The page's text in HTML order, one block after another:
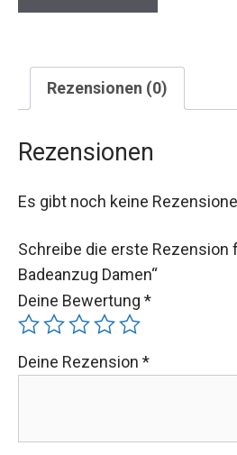
Rezensionen (0)
Rezensionen
Es gibt noch keine
Schreibe die erste Rezension
Badeanzug Damen“
Deine Bewertung *
Deine Rezension *